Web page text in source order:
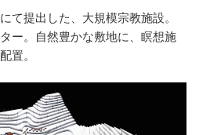
て提出した、大規模宗教施設。
ー。自然豊かな敷地に、瞑想施
置。